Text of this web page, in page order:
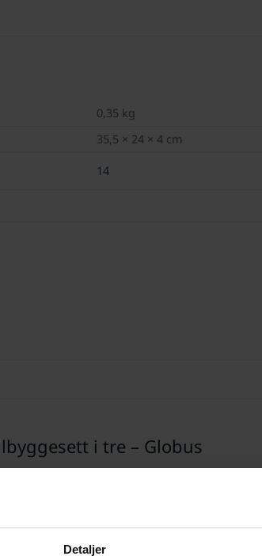
Detaljer
0,35 kg
35,5 × 24 × 4 cm
14
i tre – Globus
0/5